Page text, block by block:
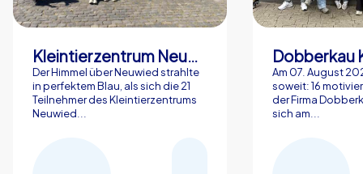
Kleintierzentrum Neuwied Greve, Ritter GbR
Der Himmel über Neuwied strahlte
in perfektem Blau, als sich die 21
Teilnehmer des Kleintierzentrums
Neuwied...
Dobberkau
Am 07. August
soweit: 16
der Firma
sich am...